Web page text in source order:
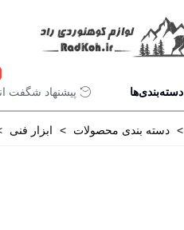
دسته‌بندی‌ها پیشنهاد شگفت
> دسته بندی محصولات > ابزار فنی